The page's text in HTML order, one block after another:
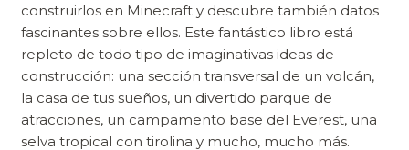
construirlos en Minecraft y descubre también datos
fascinantes sobre ellos. Este fantástico libro está
repleto de todo tipo de imaginativas ideas de
construcción: una sección transversal de un volcán,
la casa de tus sueños, un divertido parque de
atracciones, un campamento base del Everest, una
selva tropical con tirolina y mucho, mucho más.